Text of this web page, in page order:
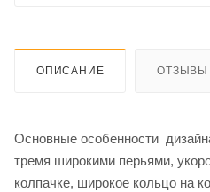
ОПИСАНИЕ ОТЗЫВЫ
Основные особенности
тремя широкими перьями,
колпачке, широкое кольцо на